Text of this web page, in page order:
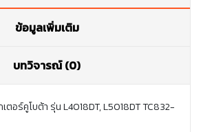
ข้อมูลเพิ่มเติม
บทวิจารณ์ (0)
ตอร์คูโบต้า รุ่น L4018DT, L5018DT TC832-